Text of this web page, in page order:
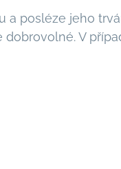
a posléze jeho
V